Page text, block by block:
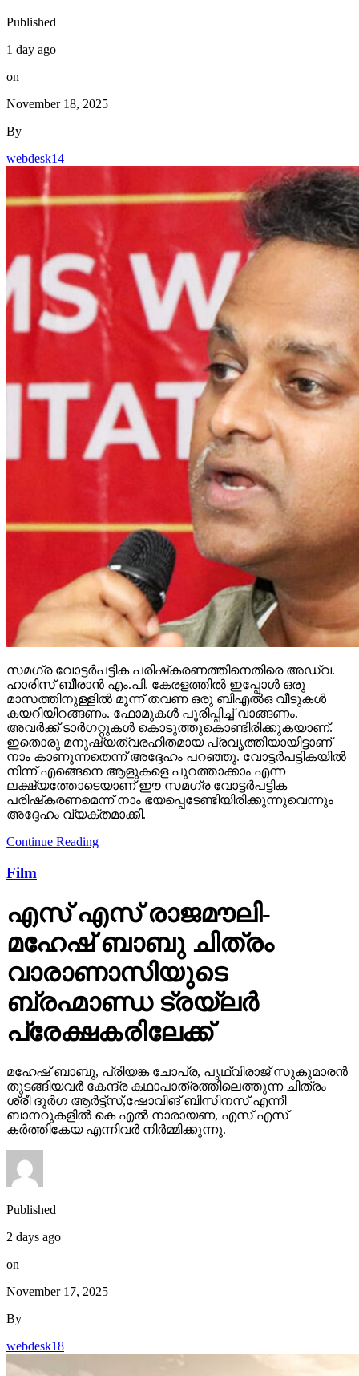
Published
1 day ago
on
November 18, 2025
By
webdesk14
സമഗ്ര വോട്ടര്‍പട്ടിക പരിഷ്‌കരണത്തിനെതിരെ അഡ്വ.
ഹാരിസ് ബീരാന്‍ എം.പി. കേരളത്തില്‍ ഇപ്പോള്‍ ഒരു
മാസത്തിനുള്ളില്‍ മൂന്ന് തവണ ഒരു ബിഎല്‍ഒ വീടുകള്‍
കയറിയിറങ്ങണം. ഫോമുകള്‍ പൂരിപ്പിച്ച് വാങ്ങണം.
അവര്‍ക്ക് ടാര്‍ഗറ്റുകള്‍ കൊടുത്തുകൊണ്ടിരിക്കുകയാണ്.
ഇതൊരു മനുഷ്യത്വരഹിതമായ പ്രവൃത്തിയായിട്ടാണ്
നാം കാണുന്നതെന്ന് അദ്ദേഹം പറഞ്ഞു. വോട്ടര്‍പട്ടികയില്‍
നിന്ന് എങ്ങെനെ ആളുകളെ പുറത്താക്കാം എന്ന
ലക്ഷ്യത്തോടെയാണ് ഈ സമഗ്ര വോട്ടര്‍പട്ടിക
പരിഷ്‌കരണമെന്ന് നാം ഭയപ്പെടേണ്ടിയിരിക്കുന്നുവെന്നും
അദ്ദേഹം വ്യക്തമാക്കി.
Continue Reading
Film
എസ് എസ് രാജമൗലി-
മഹേഷ് ബാബു ചിത്രം
വാരാണാസിയുടെ
ബ്രഹ്മാണ്ഡ ട്രയ്ലർ
പ്രേക്ഷകരിലേക്ക്
മഹേഷ് ബാബു, പ്രിയങ്ക ചോപ്ര, പൃഥ്വിരാജ് സുകുമാരൻ
തുടങ്ങിയവർ കേന്ദ്ര കഥാപാത്രത്തിലെത്തുന്ന ചിത്രം
ശ്രീ ദുർഗ ആർട്ട്സ്,ഷോവിങ് ബിസിനസ് എന്നീ
ബാനറുകളിൽ കെ എൽ നാരായണ, എസ് എസ്
കർത്തികേയ എന്നിവർ നിർമ്മിക്കുന്നു.
Published
2 days ago
on
November 17, 2025
By
webdesk18